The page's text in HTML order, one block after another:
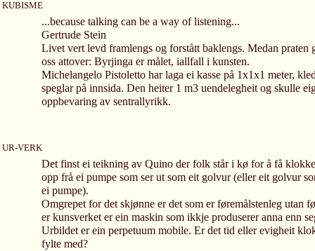
KUBISME
...because talking can be a way of listening...
Gertrude Stein
Livet vert levd framlengs og forstått baklengs. Medan praten
oss attover: Byrjinga er målet, iallfall i kunsten.
Michelangelo Pistoletto har laga ei kasse på 1x1x1 meter,
speglar på innsida. Den heiter 1 m3 uendelegheit og skulle
oppbevaring av sentrallyrikk.
UR-VERK
Det finst ei teikning av Quino der folk står i kø for å få
opp frå ei pumpe som ser ut som eit golvur (eller eit golvur
ei pumpe).
Omgrepet for det skjønne er det som er føremålstenleg utan
er kunsverket er ein maskin som ikkje produserer anna enn
Urbildet er ein perpetuum mobile. Er det tid eller evigheit
fylte med?